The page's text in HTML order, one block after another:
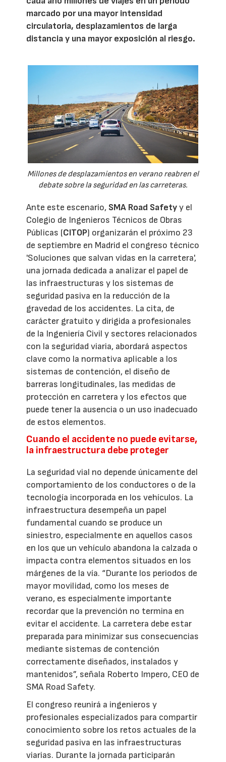
marcado por una mayor intensidad
circulatoria, desplazamientos de larga
distancia y una mayor exposición al riesgo.
Millones de desplazamientos en verano reabren el
debate sobre la seguridad en las carreteras.
Ante este escenario, SMA Road Safetyy el
Colegio de Ingenieros Técnicos de Obras
Públicas (CITOP) organizarán el próximo 23
de septiembre en Madrid el congreso técnico
'Soluciones que salvan vidas en la carretera',
una jornada dedicada a analizar el papel de
las infraestructuras y los sistemas de
seguridad pasiva en la reducción de la
gravedad de los accidentes. La cita, de
carácter gratuito y dirigida a profesionales
de la Ingeniería Civil y sectores relacionados
con la seguridad viaria, abordará aspectos
clave como la normativa aplicable a los
sistemas de contención, el diseño de
barreras longitudinales, las medidas de
protección en carretera y los efectos que
puede tener la ausencia o un uso inadecuado
de estos elementos.
Cuando el accidente no puede evitarse,
la infraestructura debe proteger
La seguridad vial no depende únicamente del
comportamiento de los conductores o de la
tecnología incorporada en los vehículos. La
infraestructura desempeña un papel
fundamental cuando se produce un
siniestro, especialmente en aquellos casos
en los que un vehículo abandona la calzada o
impacta contra elementos situados en los
márgenes de la vía. “Durante los periodos de
mayor movilidad, como los meses de
verano, es especialmente importante
recordar que la prevención no termina en
evitar el accidente. La carretera debe estar
preparada para minimizar sus consecuencias
mediante sistemas de contención
correctamente diseñados, instalados y
mantenidos”, señala Roberto Impero, CEO de
SMA Road Safety.
El congreso reunirá a ingenieros y
profesionales especializados para compartir
conocimiento sobre los retos actuales de la
seguridad pasiva en las infraestructuras
viarias. Durante la jornada participarán